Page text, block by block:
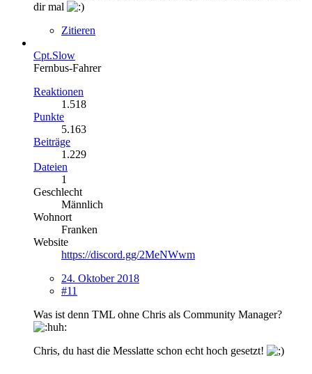
dir mal
Zitieren
Cpt.Slow
Fernbus-Fahrer
Reaktionen
1.518
Punkte
5.163
Beiträge
1.229
Dateien
1
Geschlecht
Männlich
Wohnort
Franken
Website
https://discord.gg/2MeNWwm
24. Oktober 2018
#11
Was ist denn TML ohne Chris als Community Manager?
Chris, du hast die Messlatte schon echt hoch gesetzt!